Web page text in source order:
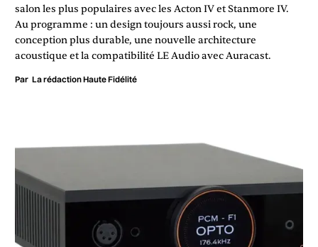
salon les plus populaires avec les Acton IV et Stanmore IV.
Au programme : un design toujours aussi rock, une
conception plus durable, une nouvelle architecture
acoustique et la compatibilité LE Audio avec Auracast.
Par La rédaction Haute Fidélité